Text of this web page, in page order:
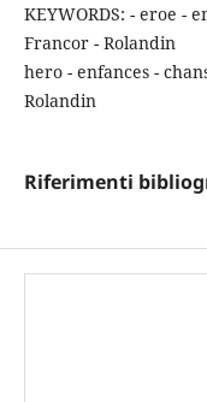
KEYWORDS: - eroe -
Francor - Rolandin
hero - enfances -
Rolandin
Riferimenti